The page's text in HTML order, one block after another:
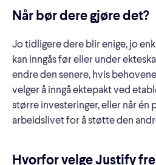
Når bør dere gjøre det?
Jo tidligere dere blir enige, jo
kan inngås før eller under
endre den senere, hvis
velger å inngå ektepakt ved
større investeringer, eller når én
arbeidslivet for å støtte den
Hvorfor velge Justify